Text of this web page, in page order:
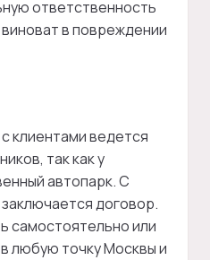
ответственность
в повреждении
клиентами ведется
так как у
автопарк. С
договор.
самостоятельно или
любую точку Москвы и